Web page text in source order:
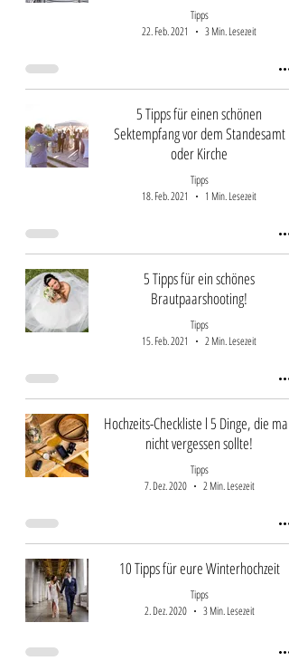
Tipps
22. Feb. 2021
3 Min. Lesezeit
5 Tipps für einen schönen
Sektempfang vor dem Standesamt
oder Kirche
Tipps
18. Feb. 2021
1 Min. Lesezeit
5 Tipps für ein schönes
Brautpaarshooting!
Tipps
15. Feb. 2021
2 Min. Lesezeit
Hochzeits-Checkliste l 5 Dinge, die man
nicht vergessen sollte!
Tipps
7. Dez. 2020
2 Min. Lesezeit
10 Tipps für eure Winterhochzeit
Tipps
2. Dez. 2020
3 Min. Lesezeit